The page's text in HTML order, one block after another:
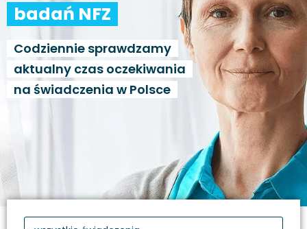
badań NFZ
Codziennie sprawdzamy
aktualny czas oczekiwania
na świadczenia w Polsce